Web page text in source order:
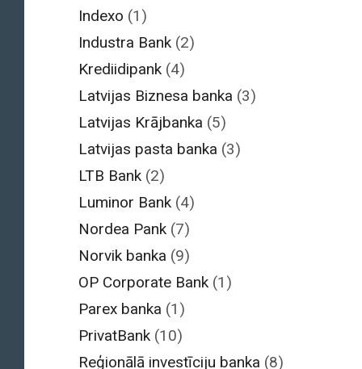
Indexo (1)
Industra Bank (2)
Krediidipank (4)
Latvijas Biznesa banka (3)
Latvijas Krājbanka (5)
Latvijas pasta banka (3)
LTB Bank (2)
Luminor Bank (4)
Nordea Pank (7)
Norvik banka (9)
OP Corporate Bank (1)
Parex banka (1)
PrivatBank (10)
Reģionālā investīciju banka (8)